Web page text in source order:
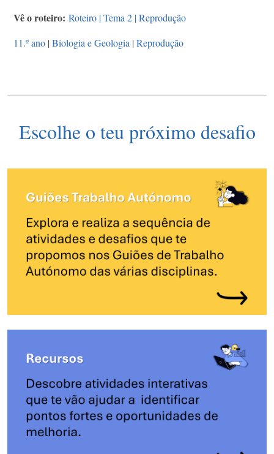
Vê o roteiro: Roteiro | Tema 2 | Reprodução
11.º ano |Biologia e Geologia |Reprodução
Escolhe o teu próximo desafio